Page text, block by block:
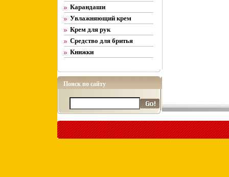
Карандаши
Увлажняющий крем
Крем для рук
Средство для бритья
Книжки
Поиск по сайту